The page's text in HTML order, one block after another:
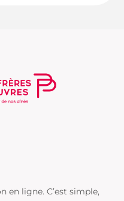
en ligne. C’est simple,